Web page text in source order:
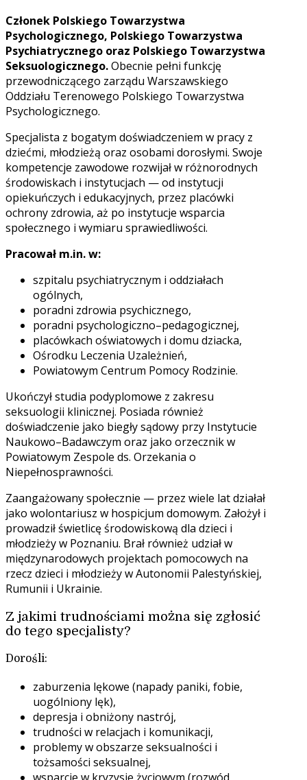
Członek Polskiego Towarzystwa
Psychologicznego, Polskiego Towarzystwa
Psychiatrycznego oraz Polskiego Towarzystwa
Seksuologicznego.Obecnie pełni funkcję
przewodniczącego zarządu Warszawskiego
Oddziału Terenowego Polskiego Towarzystwa
Psychologicznego.
Specjalista z bogatym doświadczeniem w pracy z
dziećmi, młodzieżą oraz osobami dorosłymi. Swoje
kompetencje zawodowe rozwijał w różnorodnych
środowiskach i instytucjach — od instytucji
opiekuńczych i edukacyjnych, przez placówki
ochrony zdrowia, aż po instytucje wsparcia
społecznego i wymiaru sprawiedliwości.
Pracował m.in. w:
szpitalu psychiatrycznym i oddziałach
ogólnych,
poradni zdrowia psychicznego,
poradni psychologiczno–pedagogicznej,
placówkach oświatowych i domu dziacka,
Ośrodku Leczenia Uzależnień,
Powiatowym Centrum Pomocy Rodzinie.
Ukończył studia podyplomowe z zakresu
seksuologii klinicznej. Posiada również
doświadczenie jako biegły sądowy przy Instytucie
Naukowo–Badawczym oraz jako orzecznik w
Powiatowym Zespole ds. Orzekania o
Niepełnosprawności.
Zaangażowany społecznie — przez wiele lat działał
jako wolontariusz w hospicjum domowym. Założył i
prowadził świetlicę środowiskową dla dzieci i
młodzieży w Poznaniu. Brał również udział w
międzynarodowych projektach pomocowych na
rzecz dzieci i młodzieży w Autonomii Palestyńskiej,
Rumunii i Ukrainie.
Z jakimi trudnościami można się zgłosić
do tego specjalisty?
Dorośli:
zaburzenia lękowe (napady paniki, fobie,
uogólniony lęk),
depresja i obniżony nastrój,
trudności w relacjach i komunikacji,
problemy w obszarze seksualności i
tożsamości seksualnej,